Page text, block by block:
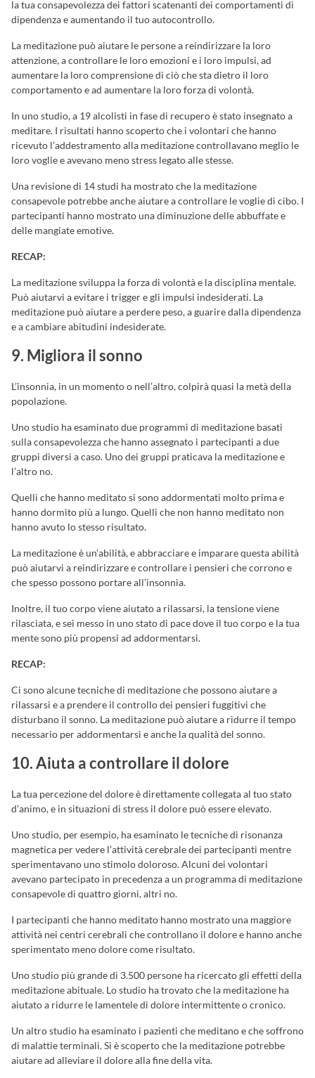
la tua consapevolezza dei fattori scatenanti dei comportamenti di
dipendenza e aumentando il tuo autocontrollo.
La meditazione può aiutare le persone a reindirizzare la loro
attenzione, a controllare le loro emozioni e i loro impulsi, ad
aumentare la loro comprensione di ciò che sta dietro il loro
comportamento e ad aumentare la loro forza di volontà.
In uno studio, a 19 alcolisti in fase di recupero è stato insegnato a
meditare. I risultati hanno scoperto che i volontari che hanno
ricevuto l’addestramento alla meditazione controllavano meglio le
loro voglie e avevano meno stress legato alle stesse.
Una revisione di 14 studi ha mostrato che la meditazione
consapevole potrebbe anche aiutare a controllare le voglie di cibo. I
partecipanti hanno mostrato una diminuzione delle abbuffate e
delle mangiate emotive.
RECAP:
La meditazione sviluppa la forza di volontà e la disciplina mentale.
Può aiutarvi a evitare i trigger e gli impulsi indesiderati. La
meditazione può aiutare a perdere peso, a guarire dalla dipendenza
e a cambiare abitudini indesiderate.
9. Migliora il sonno
L’insonnia, in un momento o nell’altro, colpirà quasi la metà della
popolazione.
Uno studio ha esaminato due programmi di meditazione basati
sulla consapevolezza che hanno assegnato i partecipanti a due
gruppi diversi a caso. Uno dei gruppi praticava la meditazione e
l’altro no.
Quelli che hanno meditato si sono addormentati molto prima e
hanno dormito più a lungo. Quelli che non hanno meditato non
hanno avuto lo stesso risultato.
La meditazione è un’abilità, e abbracciare e imparare questa abilità
può aiutarvi a reindirizzare e controllare i pensieri che corrono e
che spesso possono portare all’insonnia.
Inoltre, il tuo corpo viene aiutato a rilassarsi, la tensione viene
rilasciata, e sei messo in uno stato di pace dove il tuo corpo e la tua
mente sono più propensi ad addormentarsi.
RECAP:
Ci sono alcune tecniche di meditazione che possono aiutare a
rilassarsi e a prendere il controllo dei pensieri fuggitivi che
disturbano il sonno. La meditazione può aiutare a ridurre il tempo
necessario per addormentarsi e anche la qualità del sonno.
10. Aiuta a controllare il dolore
La tua percezione del dolore è direttamente collegata al tuo stato
d’animo, e in situazioni di stress il dolore può essere elevato.
Uno studio, per esempio, ha esaminato le tecniche di risonanza
magnetica per vedere l’attività cerebrale dei partecipanti mentre
sperimentavano uno stimolo doloroso. Alcuni dei volontari
avevano partecipato in precedenza a un programma di meditazione
consapevole di quattro giorni, altri no.
I partecipanti che hanno meditato hanno mostrato una maggiore
attività nei centri cerebrali che controllano il dolore e hanno anche
sperimentato meno dolore come risultato.
Uno studio più grande di 3.500 persone ha ricercato gli effetti della
meditazione abituale. Lo studio ha trovato che la meditazione ha
aiutato a ridurre le lamentele di dolore intermittente o cronico.
Un altro studio ha esaminato i pazienti che meditano e che soffrono
di malattie terminali. Si è scoperto che la meditazione potrebbe
aiutare ad alleviare il dolore alla fine della vita.